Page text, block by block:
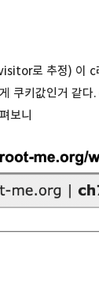
로 추정) 이 c
쿠키값인거 같
보니